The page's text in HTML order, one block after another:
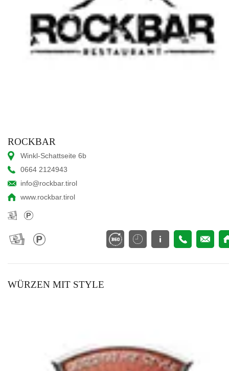
ROCKBAR
Winkl-Schattseite 6b
0664 2124943
info@rockbar.tirol
www.rockbar.tirol
WÜRZEN MIT STYLE